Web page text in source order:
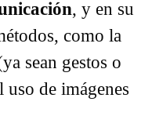
, y en su
como la
sean gestos o
uso de imágenes